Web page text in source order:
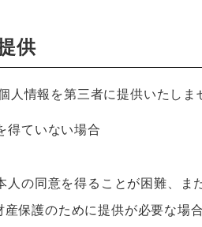
供
人情報を第三者に提供いたしま
得ていない場合
人の同意を得ることが困難、
産保護のために提供が必要な場合